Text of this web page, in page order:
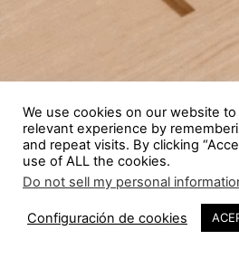
We use cookies on our website
relevant experience by
and repeat visits. By clicking
use of ALL the cookies.
Do not sell my personal
Configuración de cookies